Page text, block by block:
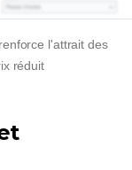
l'attrait des
réduit